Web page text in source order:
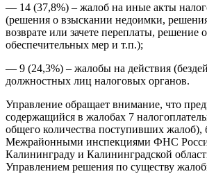
— 14 (37,8%) – жалоб на иные акты
(решения о взыскании недоимки,
возврате или зачете переплаты, решение
обеспечительных мер и т.п.);
— 9 (24,3%) – жалобы на действия
должностных лиц налоговых органов.
Управление обращает внимание, что
содержащийся в жалобах 7
общего количества поступивших жалоб),
Межрайонными инспекциями ФНС
Калининграду и Калининградской
Управлением решения по существу